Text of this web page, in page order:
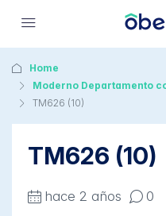
Home
Moderno Departamento
TM626 (10)
TM626 (10)
hace 2 años 0